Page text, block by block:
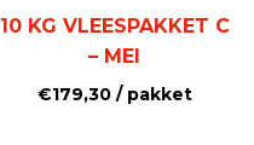
10 KG VLEESPAKKET C
– MEI
€179,30/ pakket